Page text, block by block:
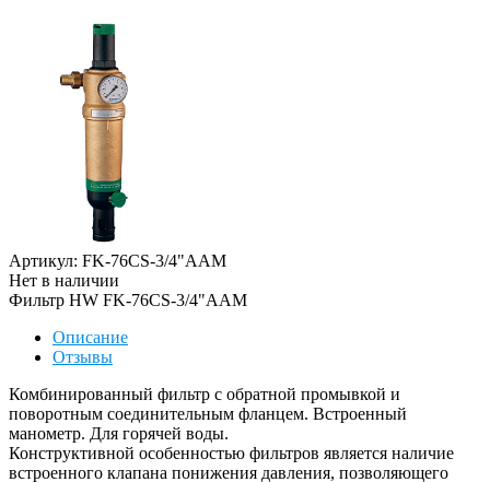
Артикул: FK-76CS-3/4"AAM
Нет в наличии
Фильтр HW FK-76CS-3/4"AAM
Описание
Отзывы
Комбинированный фильтр с обратной промывкой и
поворотным соединительным фланцем. Встроенный
манометр. Для горячей воды.
Конструктивной особенностью фильтров является наличие
встроенного клапана понижения давления, позволяющего